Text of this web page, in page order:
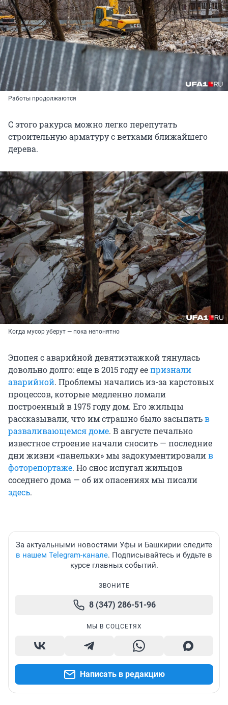
Работы продолжаются
С этого ракурса можно легко перепутать
строительную арматуру с ветками ближайшего
дерева.
Когда мусор уберут — пока непонятно
Эпопея с аварийной девятиэтажкой тянулась
довольно долго: еще в 2015 году еепризнали
аварийной. Проблемы начались из-за карстовых
процессов, которые медленно ломали
построенный в 1975 году дом. Его жильцы
рассказывали, что им страшно было засыпатьв
разваливающемся доме. В августе печально
известное строение начали сносить — последние
дни жизни «панельки» мы задокументировалив
фоторепортаже. Но снос испугал жильцов
соседнего дома — об их опасениях мы писали
здесь.
За актуальными новостями Уфы и Башкирии следите
в нашем Telegram-канале. Подписывайтесь и будьте в
курсе главных событий.
ЗВОНИТЕ
8 (347) 286-51-96
МЫ В СОЦСЕТЯХ
Написать в редакцию